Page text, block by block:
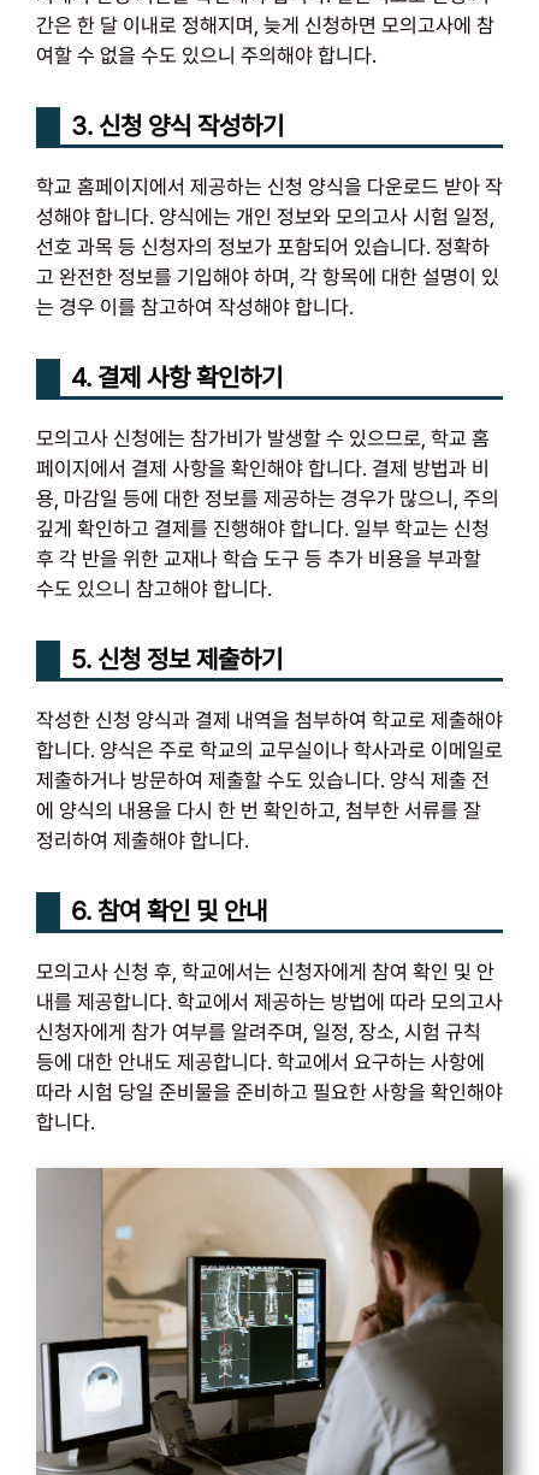
간은 한 달 이내로 정해지며, 늦게 신청하면 모의고사에 참
여할 수 없을 수도 있으니 주의해야 합니다.
3. 신청 양식 작성하기
학교 홈페이지에서 제공하는 신청 양식을 다운로드 받아 작
성해야 합니다. 양식에는 개인 정보와 모의고사 시험 일정,
선호 과목 등 신청자의 정보가 포함되어 있습니다. 정확하
고 완전한 정보를 기입해야 하며, 각 항목에 대한 설명이 있
는 경우 이를 참고하여 작성해야 합니다.
4. 결제 사항 확인하기
모의고사 신청에는 참가비가 발생할 수 있으므로, 학교 홈
페이지에서 결제 사항을 확인해야 합니다. 결제 방법과 비
용, 마감일 등에 대한 정보를 제공하는 경우가 많으니, 주의
깊게 확인하고 결제를 진행해야 합니다. 일부 학교는 신청
후 각 반을 위한 교재나 학습 도구 등 추가 비용을 부과할
수도 있으니 참고해야 합니다.
5. 신청 정보 제출하기
작성한 신청 양식과 결제 내역을 첨부하여 학교로 제출해야
합니다. 양식은 주로 학교의 교무실이나 학사과로 이메일로
제출하거나 방문하여 제출할 수도 있습니다. 양식 제출 전
에 양식의 내용을 다시 한 번 확인하고, 첨부한 서류를 잘
정리하여 제출해야 합니다.
6. 참여 확인 및 안내
모의고사 신청 후, 학교에서는 신청자에게 참여 확인 및 안
내를 제공합니다. 학교에서 제공하는 방법에 따라 모의고사
신청자에게 참가 여부를 알려주며, 일정, 장소, 시험 규칙
등에 대한 안내도 제공합니다. 학교에서 요구하는 사항에
따라 시험 당일 준비물을 준비하고 필요한 사항을 확인해야
합니다.